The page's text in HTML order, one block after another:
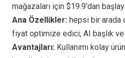
mağazaları için $19.9'dan
Ana Özellikler: hepsi bir arada
fiyat optimize edici, AI başlık ve
Avantajları: Kullanımı kolay